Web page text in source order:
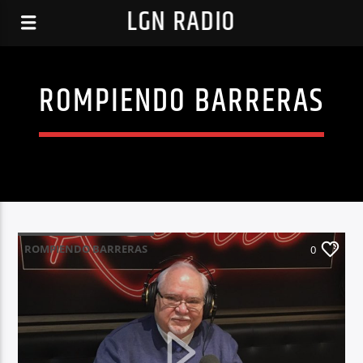
LGN RADIO
ROMPIENDO BARRERAS
ROMPIENDO BARRERAS 0